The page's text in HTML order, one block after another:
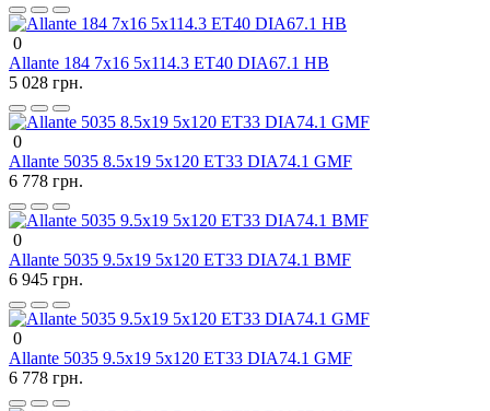
0
Allante 184 7x16 5x114.3 ET40 DIA67.1 HB
5 028 грн.
0
Allante 5035 8.5x19 5x120 ET33 DIA74.1 GMF
6 778 грн.
0
Allante 5035 9.5x19 5x120 ET33 DIA74.1 BMF
6 945 грн.
0
Allante 5035 9.5x19 5x120 ET33 DIA74.1 GMF
6 778 грн.